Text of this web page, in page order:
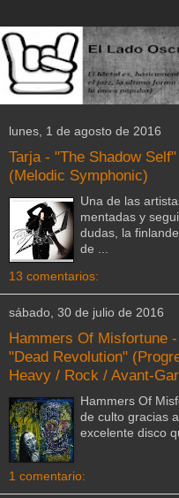
lunes, 1 de agosto de 2016
Tarja - "The Shadow Self"
(Melodic Symphonic)
Una de las
mentadas y
dudas, la
de ...
13 comentarios:
sábado, 30 de julio de 2016
Hammers Of Misfortune -
"Dead Revolution"
Heavy / Rock / Avant-
Hammers Of
de culto gracias
excelente disco
1 comentario: